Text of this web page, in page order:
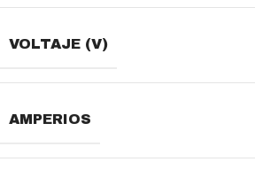
VOLTAJE (V)
AMPERIOS